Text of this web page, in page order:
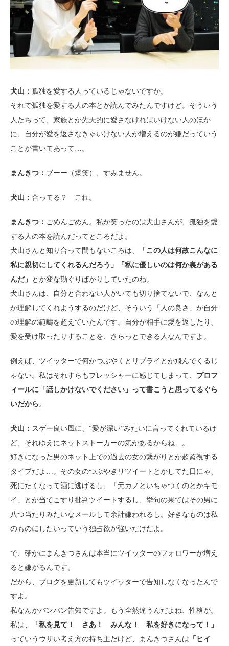
犬山： 孤独を愛する人っているじゃないですか。
それで孤独を愛する人の本とか読んでみたんですけど。そういう
人たちって、家族とか先天的に愛さなければいけない人のほか
に、自分が愛を返さなきゃいけない人が増えるのが嫌だっていう
ことが書いてあって…。
まんきつ： ブーー（爆笑）、すみません。
犬山： 合ってる？ これ。
まんきつ： ごめんごめん。私が笑ったのは犬山さんが、孤独を愛
する人の本を読んだってところだよ。
犬山さんと知り合って間もないころは、
「この人は何故こんなに
私に親切にしてくれるんだろう」「私に優しいのは何か裏がある
んだ」 とか変な勘ぐりばかりしていたのね。
犬山さんは、自分と合わない人がいても切り捨てないで、なんと
か理解してくれようするのだけど、そういう「人の良さ」が自分
の理解の範疇を超えていたんです。自分が相手に愛を返したり、
愛を受け取ったりすることを、さらっとできる人なんですよ。
例えば、ツイッターで何かつぶやくとリプライとか飛んでくるじ
ゃない。私はそれすらもプレッシャーに感じてしまって、 プロフ
ィールに「話しかけないでください」って書こうと思ってるぐら
いだから。
犬山： スゲー良い風に、“愛が深い”みたいに言ってくれているけ
ど、それゆえにネットストーカーの気があるからね…。
好きになった男のネット上での過去の女の繋がりとか超監視する
タイプだよ…。その女のつぶやきリツイートとかしてた日にゃ、
死にたくなって酒に逃げるし、「元カノといちゃつくのとかキモ
イ」とか当てこすり批判ツイートするし、挙句の果てはその男に
八つ当たりみたいなメールして余計嫌われるし。好きなものは私
のものにしたいっていう独占欲が強いだけだよ。
で、確かにまんきつさんは本当にツイッターのフォロワーが増え
ると嫌がるんです。
だから、ブログを更新してもツイッターで告知しなくなったんで
すよ。
私なんかバンバン告知ですよ。もう全然違うんだよね、性格が。
私は、
「私を見て！ さあ！ みんな！ 私を好きになって！」
っていうウザい考え方の持ち主だけど、まんきつさんは 「ヒイ